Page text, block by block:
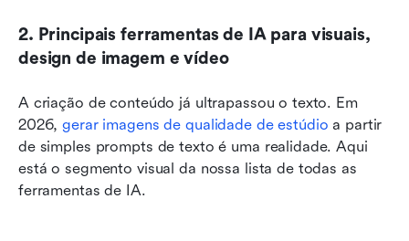
2. Principais ferramentas de IA para visuais,
design de imagem e vídeo
A criação de conteúdo já ultrapassou o texto. Em
2026, gerar imagens de qualidade de estúdio a partir
de simples prompts de texto é uma realidade. Aqui
está o segmento visual da nossa lista de todas as
ferramentas de IA.